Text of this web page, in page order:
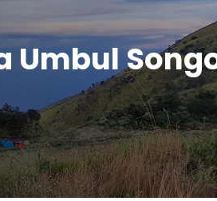
Umbul